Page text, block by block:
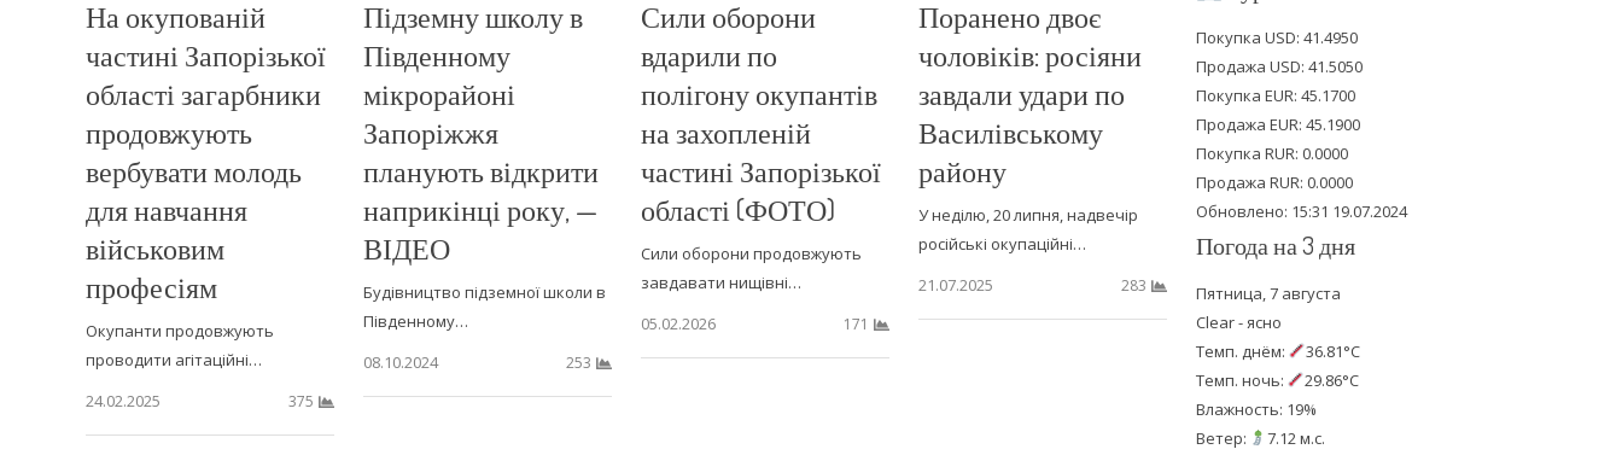
На окупованій
частині Запорізької
області загарбники
продовжують
вербувати молодь
для навчання
військовим
професіям
Окупанти продовжують
проводити агітаційні…
24.02.2025
375
Підземну школу в
Південному
мікрорайоні
Запоріжжя
планують відкрити
наприкінці року, —
ВІДЕО
Будівництво підземної школи в
Південному…
08.10.2024
253
Сили оборони
вдарили по
полігону окупантів
на захопленій
частині Запорізької
області (ФОТО)
Сили оборони продовжують
завдавати нищівні…
05.02.2026
171
Поранено двоє
чоловіків: росіяни
завдали удари по
Василівському
району
У неділю, 20 липня, надвечір
російські окупаційні…
21.07.2025
283
t
e
r
b
o
o
k
u
b
e
Покупка USD: 41.4950
Продажа USD: 41.5050
Покупка EUR: 45.1700
Продажа EUR: 45.1900
Покупка RUR: 0.0000
Продажа RUR: 0.0000
Обновлено: 15:31 19.07.2024
Погода на 3 дня
Пятница, 7 августа
Clear - ясно
Темп. днём:
36.81°C
Темп. ночь:
29.86°C
Влажность: 19%
Ветер:
7.12 м.с.